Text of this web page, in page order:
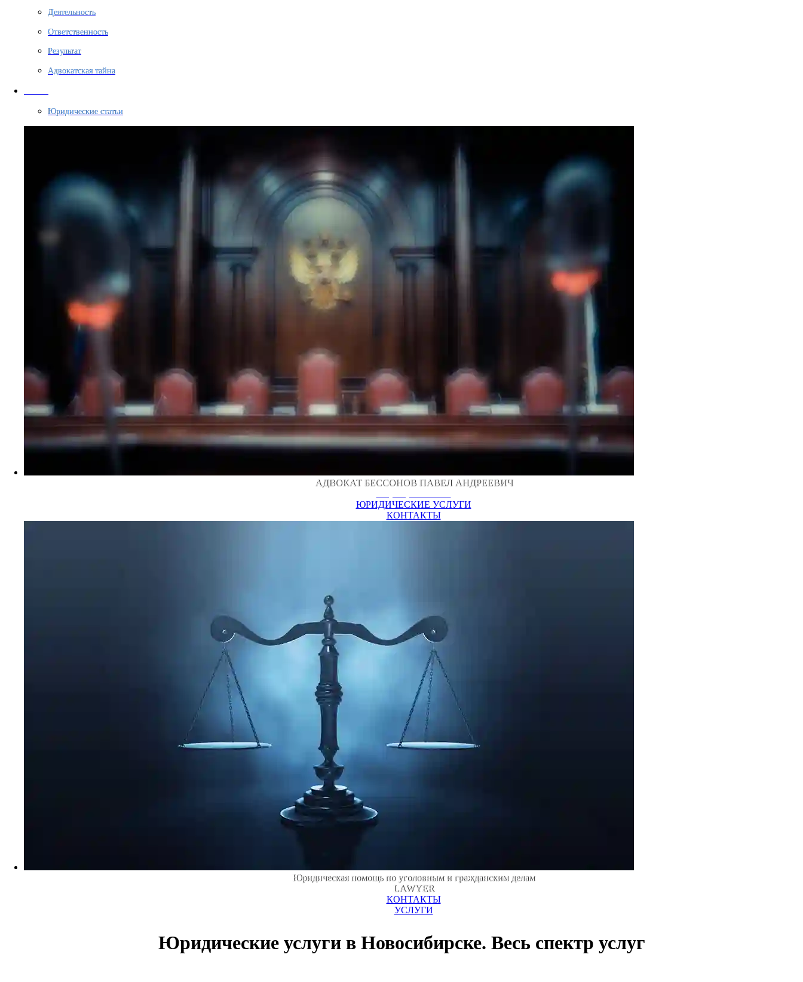
Деятельность
Ответственность
Результат
Адвокатская тайна
Юридические статьи
АДВОКАТ БЕССОНОВ ПАВЕЛ АНДРЕЕВИЧ
ЮРИДИЧЕСКИЕ УСЛУГИ
КОНТАКТЫ
Юридическая помощь по уголовным и гражданским делам
LAWYER
КОНТАКТЫ
УСЛУГИ
Юридические услуги в Новосибирске. Весь спектр услуг